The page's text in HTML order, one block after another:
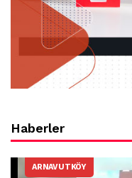
Haberler
ARNAVUTKÖY